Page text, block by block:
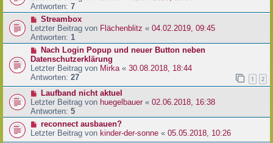
Antworten: 7
Streambox
Letzter Beitrag von Flächenblitz « 04.02.2019, 09:45
Antworten: 1
Nach Login Popup und neuer Button neben
Datenschutzerklärung
Letzter Beitrag von Mirka « 30.08.2018, 18:44
Antworten: 27 1 2
Laufband nicht aktuel
Letzter Beitrag von huegelbauer « 02.06.2018, 16:38
Antworten: 5
reconnect ausbauen?
Letzter Beitrag von kinder-der-sonne « 05.05.2018, 10:26